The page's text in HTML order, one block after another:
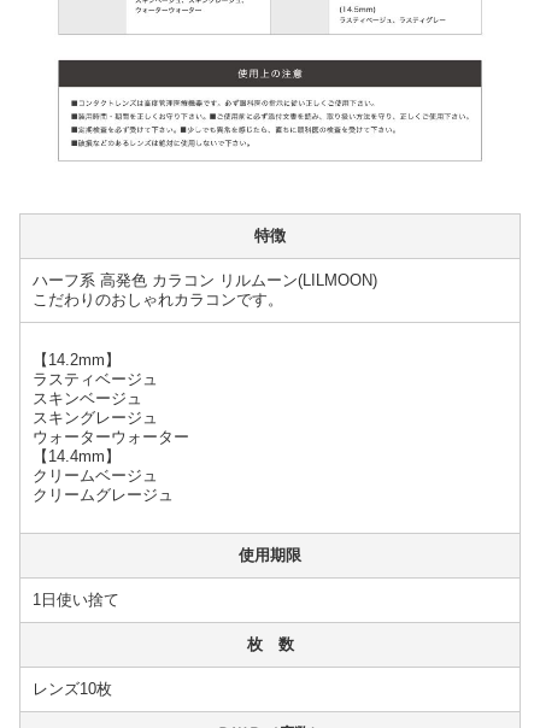
特徴
ハーフ系 高発色 カラコン リルムーン(LILMOON)
こだわりのおしゃれカラコンです。
【14.2mm】
ラスティベージュ
スキンベージュ
スキングレージュ
ウォーターウォーター
【14.4mm】
クリームベージュ
クリームグレージュ
使用期限
1日使い捨て
枚 数
レンズ10枚